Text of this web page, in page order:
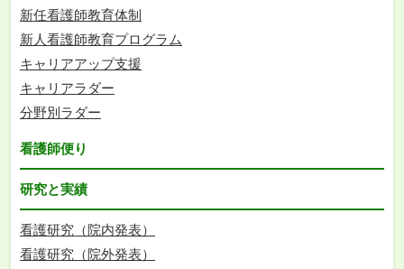
新任看護師教育体制
新人看護師教育プログラム
キャリアアップ支援
キャリアラダー
分野別ラダー
看護師便り
研究と実績
看護研究（院内発表）
看護研究（院外発表）